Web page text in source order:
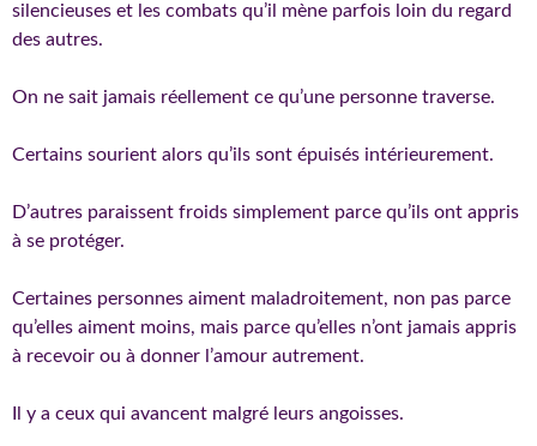
silencieuses et les combats qu’il mène parfois loin du regard
des autres.
On ne sait jamais réellement ce qu’une personne traverse.
Certains sourient alors qu’ils sont épuisés intérieurement.
D’autres paraissent froids simplement parce qu’ils ont appris
à se protéger.
Certaines personnes aiment maladroitement, non pas parce
qu’elles aiment moins, mais parce qu’elles n’ont jamais appris
à recevoir ou à donner l’amour autrement.
Il y a ceux qui avancent malgré leurs angoisses.